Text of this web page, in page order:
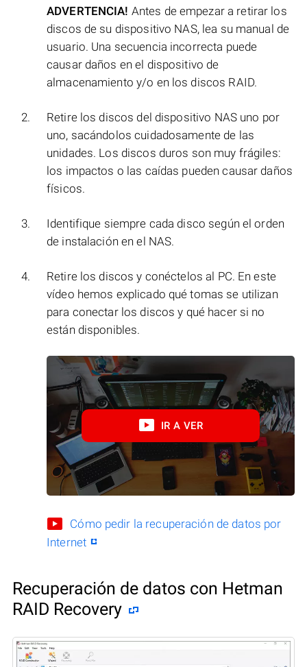
ADVERTENCIA! Antes de empezar a retirar los
discos de su dispositivo NAS, lea su manual de
usuario. Una secuencia incorrecta puede
causar daños en el dispositivo de
almacenamiento y/o en los discos RAID.
Retire los discos del dispositivo NAS uno por
uno, sacándolos cuidadosamente de las
unidades. Los discos duros son muy frágiles:
los impactos o las caídas pueden causar daños
físicos.
Identifique siempre cada disco según el orden
de instalación en el NAS.
Retire los discos y conéctelos al PC. En este
vídeo hemos explicado qué tomas se utilizan
para conectar los discos y qué hacer si no
están disponibles.
IR A VER
Cómo pedir la recuperación de datos por
Internet
Recuperación de datos con Hetman
RAID Recovery